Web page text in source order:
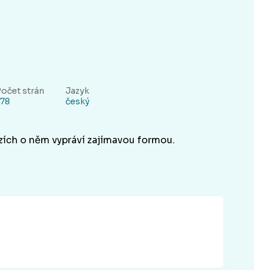
strán
Jazyk
český
o něm vypráví zajímavou formou.